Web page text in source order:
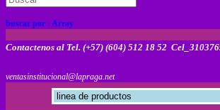
buscar por : Array
Contactenos al Tel. (+57) (604) 512 18 52
ventasinstitucional@lapraga.net